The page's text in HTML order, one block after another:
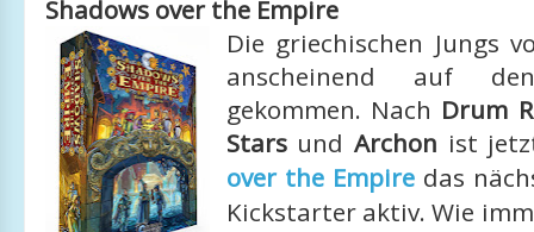
Shadows over the Empire
Die griechischen Jungs
anscheinend auf
gekommen. Nach Drum
Starsund Archon ist
over the Empiredas
Kickstarter aktiv. Wie